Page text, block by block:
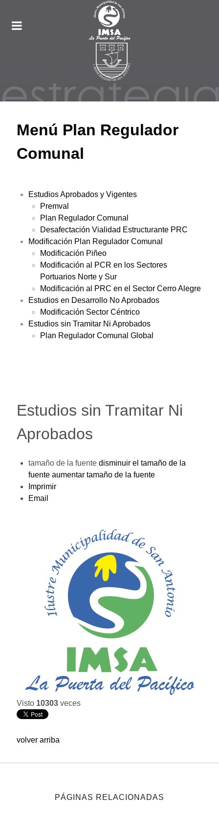
Menú Plan Regulador
Comunal
Estudios Aprobados y Vigentes
Premval
Plan Regulador Comunal
Desafectación Vialidad Estructurante PRC
Modificación Plan Regulador Comunal
Modificación Piñeo
Modificación al PCR en los Sectores
Portuarios Norte y Sur
Modificación al PRC en el Sector Cerro Alegre
Estudios en Desarrollo No Aprobados
Modificación Sector Céntrico
Estudios sin Tramitar Ni Aprobados
Plan Regulador Comunal Global
Estudios sin Tramitar Ni
Aprobados
tamaño de la fuente disminuir el tamaño de la
fuente aumentar tamaño de la fuente
Imprimir
Email
Visto 10303 veces
volver arriba
PÁGINAS RELACIONADAS